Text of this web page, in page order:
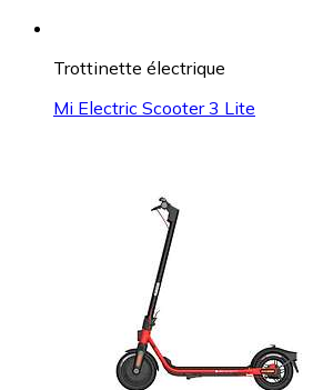
Trottinette électrique
Mi Electric Scooter 3 Lite